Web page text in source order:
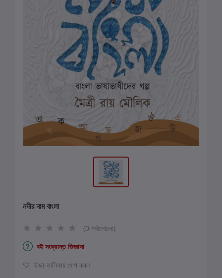
নদীর নাম বাংলা
(0 পর্যালোচনা)
বই সংক্রান্ত জিজ্ঞাসা
ইচ্ছা-তালিকায় যোগ করুন